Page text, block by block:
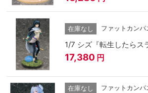
在庫なし ファットカンパ
1/7 シズ『転生したらス
17,380 円
在庫なし ファットカンパ